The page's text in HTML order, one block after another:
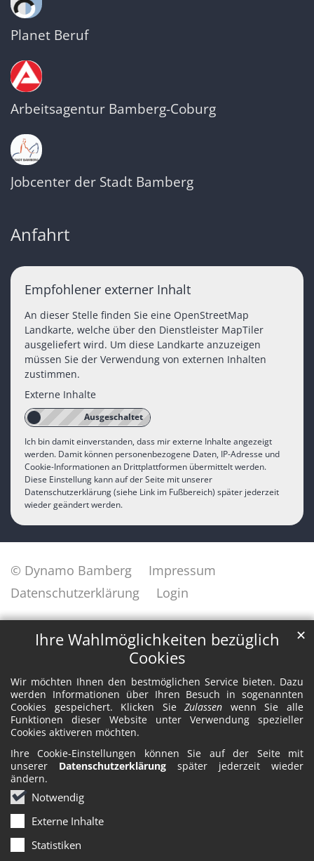
Ihre Wahlmöglichkeiten bezüglich
Cookies
Wir möchten Ihnen den bestmöglichen Service bieten. Dazu
werden Informationen über Ihren Besuch in sogenannten
Cookies gespeichert. Klicken SieZulassen wenn Sie alle
Funktionen dieser Website unter Verwendung spezieller
Cookies aktiveren möchten.
Ihre Cookie-Einstellungen können Sie auf der Seite mit
unserer Datenschutzerklärung später jederzeit wieder
ändern.
Notwendig
Externe Inhalte
Statistiken
✕
Planet Beruf
Arbeitsagentur Bamberg-Coburg
Jobcenter der Stadt Bamberg
Anfahrt
Empfohlener externer Inhalt
An dieser Stelle finden Sie eine OpenStreetMap
Landkarte, welche über den Dienstleister MapTiler
ausgeliefert wird. Um diese Landkarte anzuzeigen
müssen Sie der Verwendung von externen Inhalten
zustimmen.
Externe Inhalte
Ich bin damit einverstanden, dass mir externe Inhalte angezeigt
werden. Damit können personenbezogene Daten, IP-Adresse und
Cookie-Informationen an Drittplattformen übermittelt werden.
Diese Einstellung kann auf der Seite mit unserer
Datenschutzerklärung (siehe Link im Fußbereich) später jederzeit
wieder geändert werden.
© Dynamo Bamberg
Impressum
Datenschutzerklärung
Login